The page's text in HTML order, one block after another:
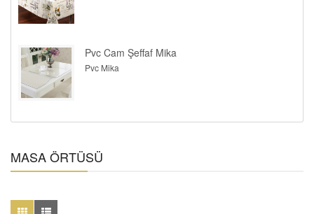
Pvc Cam Şeffaf Mika
Pvc Mika
MASA ÖRTÜSÜ